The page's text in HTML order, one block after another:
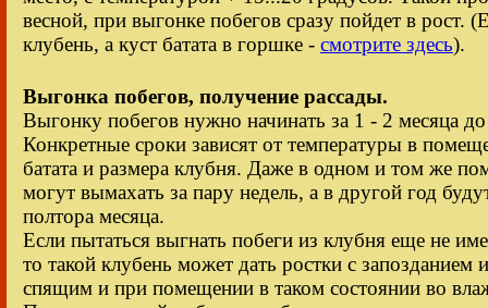
весной, при выгонке побегов сразу пойдет в рост.
клубень, а куст батата в горшке - смотрите здесь).
Выгонка побегов, получение рассады.
Выгонку побегов нужно начинать за 1 - 2 месяца
Конкретные сроки зависят от температуры в
батата и размера клубня. Даже в одном и том же
могут вымахать за пару недель, а в другой год
полтора месяца.
Если пытаться выгнать побеги из клубня еще не
то такой клубень может дать ростки с запозданием
спящим и при помещении в таком состоянии во